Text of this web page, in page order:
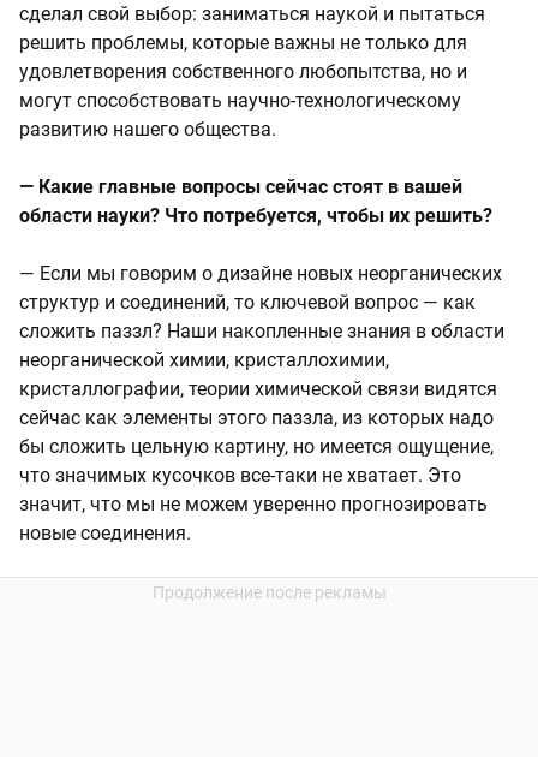
сделал свой выбор: заниматься наукой и пытаться
решить проблемы, которые важны не только для
удовлетворения собственного любопытства, но и
могут способствовать научно-технологическому
развитию нашего общества.
— Какие главные вопросы сейчас стоят в вашей
области науки? Что потребуется, чтобы их решить?
— Если мы говорим о дизайне новых неорганических
структур и соединений, то ключевой вопрос — как
сложить паззл? Наши накопленные знания в области
неорганической химии, кристаллохимии,
кристаллографии, теории химической связи видятся
сейчас как элементы этого паззла, из которых надо
бы сложить цельную картину, но имеется ощущение,
что значимых кусочков все-таки не хватает. Это
значит, что мы не можем уверенно прогнозировать
новые соединения.